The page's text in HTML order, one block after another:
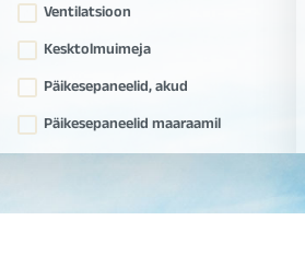
Ventilatsioon
Kesktolmuimeja
Päikesepaneelid, akud
Päikesepaneelid maaraamil